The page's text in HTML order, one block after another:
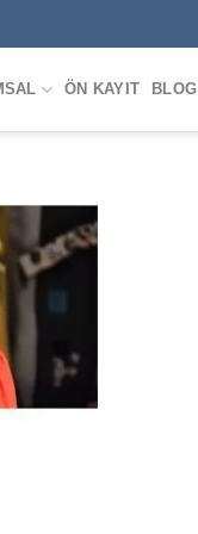
ÖN KAYIT BLOG